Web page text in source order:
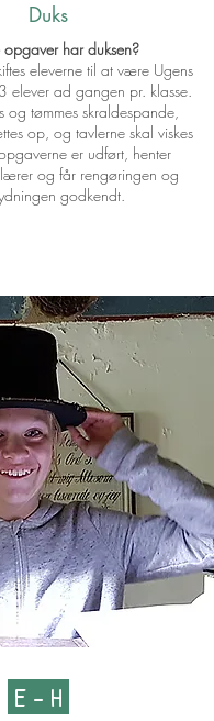
Duks
opgaver har duksen?
eleverne til at være Ugens
elever ad gangen pr. klasse.
og tømmes skraldespande,
op, og tavlerne skal viskes
er udført, henter
og får rengøringen og
godkendt.
E - H